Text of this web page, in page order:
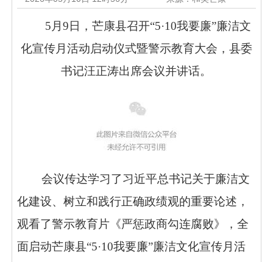
5月 9 日，芒康县召开“5·10我要廉”廉洁文
化宣传月 活动启动仪式暨警示教育大会， 县委
书记汪正涛出席会议并讲话。
会议传达学习了习近平总书记关于廉洁文
化建设、树立和践行正确政绩观的重要论述，
观看了警示教育片《严惩政商勾连腐败》， 全
面启动芒康县“5·10我要廉”廉洁文化宣传月 活